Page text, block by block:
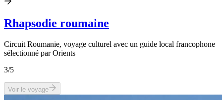
Rhapsodie roumaine
Circuit Roumanie, voyage culturel avec un guide local francophone
sélectionné par Orients
3/5
Voir le voyage